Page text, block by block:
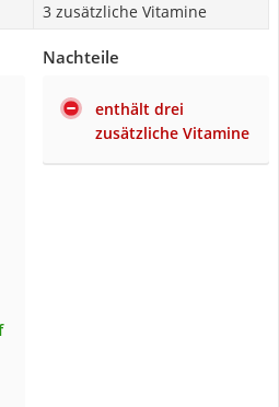
3 zusätzliche Vitamine
Nachteile
enthält drei
zusätzliche Vitamine